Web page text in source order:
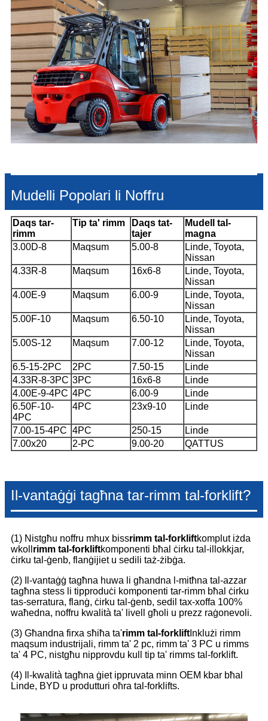
Mudelli Popolari li Noffru
Daqs tar-
rimm
Tip ta' rimm
Daqs tat-
tajer
Mudell tal-
magna
3.00D-8
Maqsum 5.00-8
Linde, Toyota,
Nissan
4.33R-8
Maqsum 16x6-8
Linde, Toyota,
Nissan
4.00E-9
Maqsum 6.00-9
Linde, Toyota,
Nissan
5.00F-10
Maqsum 6.50-10
Linde, Toyota,
Nissan
5.00S-12
Maqsum 7.00-12
Linde, Toyota,
Nissan
6.5-15-2PC
2PC 7.50-15
Linde
4.33R-8-3PC 3PC 16x6-8
Linde
4.00E-9-4PC 4PC 6.00-9
Linde
6.50F-10-
4PC
4PC 23x9-10 Linde
7.00-15-4PC 4PC 250-15
Linde
7.00x20
2-PC 9.00-20 QATTUS
Il-vantaġġi tagħna tar-rimm tal-forklift?
(1) Nistgħu noffru mhux bissrimm tal-forkliftkomplut iżda
wkoll rimm tal-forkliftkomponenti bħal ċirku tal-illokkjar,
ċirku tal-ġenb, flanġijiet u sedili taż-żibġa.
(2) Il-vantaġġ tagħna huwa li għandna l-mitħna tal-azzar
tagħna stess li tipproduċi komponenti tar-rimm bħal ċirku
tas-serratura, flanġ, ċirku tal-ġenb, sedil tax-xoffa 100%
waħedna, noffru kwalità ta' livell għoli u prezz raġonevoli.
(3) Għandna firxa sħiħa ta'rimm tal-forklift Inklużi rimm
maqsum industrijali, rimm ta' 2 pc, rimm ta' 3 PC u rimms
ta' 4 PC, nistgħu nipprovdu kull tip ta' rimms tal-forklift.
(4) Il-kwalità tagħna ġiet ippruvata minn OEM kbar bħal
Linde, BYD u produtturi oħra tal-forklifts.